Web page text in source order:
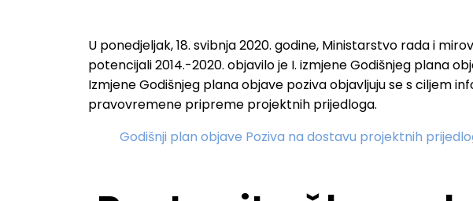
U ponedjeljak, 18. svibnja 2020. godine, Ministarstvo rada i
potencijali 2014.-2020. objavilo je I. izmjene Godišnjeg plana
Izmjene Godišnjeg plana objave poziva objavljuju se s ciljem
pravovremene pripreme projektnih prijedloga.
Godišnji plan objave Poziva na dostavu projektnih